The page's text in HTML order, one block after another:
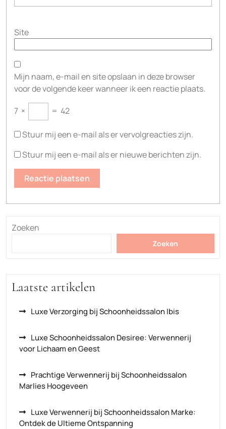
Site
Mijn naam, e-mail en site opslaan in deze browser
voor de volgende keer wanneer ik een reactie plaats.
7 × = 42
Stuur mij een e-mail als er vervolgreacties zijn.
Stuur mij een e-mail als er nieuwe berichten zijn.
Zoeken
Zoeken
Laatste artikelen
Luxe Verzorging bij Schoonheidssalon Ibis
Luxe Schoonheidssalon Desiree: Verwennerij
voor Lichaam en Geest
Prachtige Verwennerij bij Schoonheidssalon
Marlies Hoogeveen
Luxe Verwennerij bij Schoonheidssalon Marke:
Ontdek de Ultieme Ontspanning